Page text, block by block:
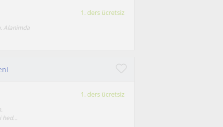
1. ders ücretsiz
Alanimda
1. ders ücretsiz
hed...